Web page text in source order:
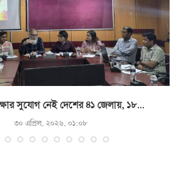
সুযোগ নেই দেশের ৪১ জেলায়, ১৮...
৩০ এপ্রিল, ২০২৬, ০১:০৮